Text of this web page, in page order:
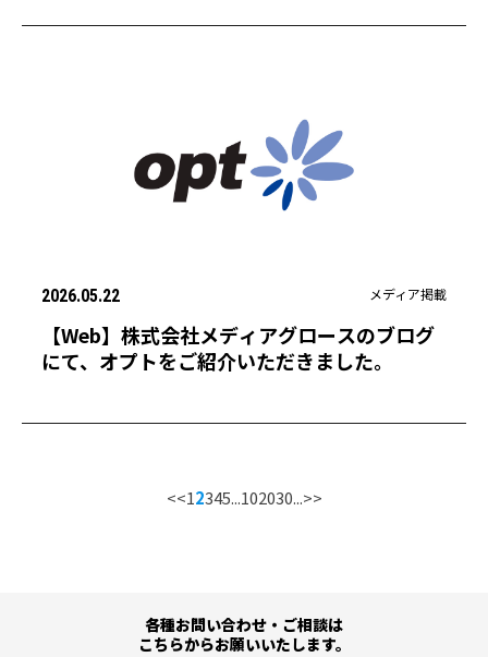
2026.05.22 メディア掲載
【Web】株式会社メディアグロースのブログ
にて、オプトをご紹介いただきました。
<<12345...102030...>>
各種お問い合わせ・ご相談は
こちらからお願いいたします。